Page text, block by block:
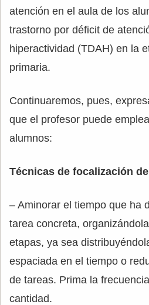
atención en el aula de los
trastorno por déficit de
hiperactividad (TDAH) en la
primaria.
Continuaremos, pues,
que el profesor puede
alumnos:
Técnicas de focalización
– Aminorar el tiempo que ha
tarea concreta,
etapas, ya sea
espaciada en el tiempo o
de tareas. Prima la
cantidad.